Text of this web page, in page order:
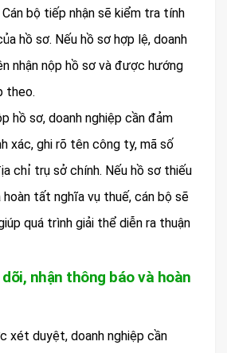
bộ tiếp nhận sẽ kiểm tra tính
hồ sơ. Nếu hồ sơ hợp lệ, doanh
nhận nộp hồ sơ và được hướng
theo.
hồ sơ, doanh nghiệp cần đảm
xác, ghi rõ tên công ty, mã số
chỉ trụ sở chính. Nếu hồ sơ thiếu
tất nghĩa vụ thuế, cán bộ sẽ
quá trình giải thể diễn ra thuận
nhận thông báo và hoàn
xét duyệt, doanh nghiệp cần